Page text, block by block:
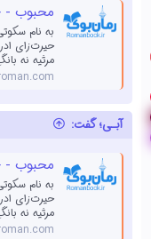
محبوب -
به نام
حیرت‌زای
مرثیه نه
آبـی؛ گفت:
محبوب -
به نام
حیرت‌زای
مرثیه نه